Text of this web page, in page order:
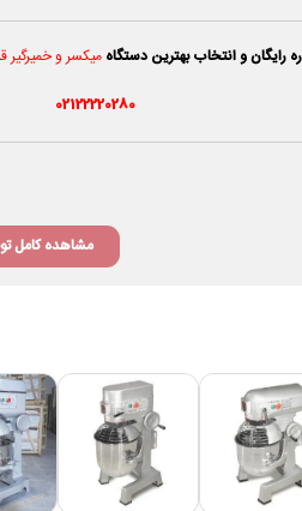
و انتخاب بهترین دستگاهمیکسر و خمیرگیر
02122220280
مشاهده کامل